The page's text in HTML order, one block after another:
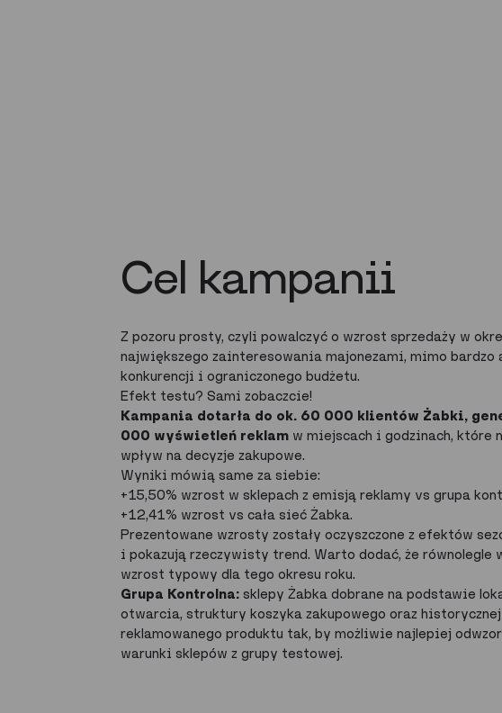
Cel kampanii
Z pozoru prosty, czyli powalczyć o wzrost sprzedaży w
największego zainteresowania majonezami, mimo bardzo
konkurencji i ograniczonego budżetu.
Efekt testu? Sami zobaczcie!
Kampania dotarła do ok. 60 000 klientów Żabki,
000 wyświetleń reklam w miejscach i godzinach, które
wpływ na decyzje zakupowe.
Wyniki mówią same za siebie:
+15,50% wzrost w sklepach z emisją reklamy vs grupa
+12,41% wzrost vs cała sieć Żabka.
Prezentowane wzrosty zostały oczyszczone z efektów
i pokazują rzeczywisty trend. Warto dodać, że równolegle
wzrost typowy dla tego okresu roku.
Grupa Kontrolna: sklepy Żabka dobrane na podstawie
otwarcia, struktury koszyka zakupowego oraz
reklamowanego produktu tak, by możliwie najlepiej
warunki sklepów z grupy testowej.